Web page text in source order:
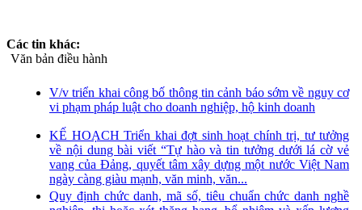
Các tin khác:
Văn bản điều hành
V/v triển khai công bố thông tin cảnh báo sớm về nguy cơ
vi phạm pháp luật cho doanh nghiệp, hộ kinh doanh
KẾ HOẠCH Triển khai đợt sinh hoạt chính trị, tư tưởng
về nội dung bài viết “Tự hào và tin tưởng dưới lá cờ vẻ
vang của Đảng, quyết tâm xây dựng một nước Việt Nam
ngày càng giàu mạnh, văn minh, văn...
Quy định chức danh, mã số, tiêu chuẩn chức danh nghề